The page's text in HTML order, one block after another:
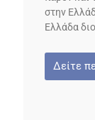
στην
Ελλάδα
Δείτε